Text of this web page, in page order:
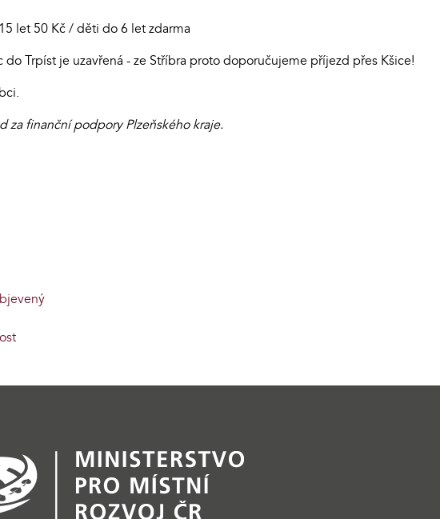
let 50 Kč / děti do 6 let zdarma
do Trpíst je uzavřená - ze Stříbra proto doporučujeme příjezd přes Kšice!
za finanční podpory Plzeňského kraje.